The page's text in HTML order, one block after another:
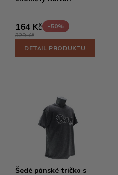
164 Kč
-50%
329 Kč
DETAIL PRODUKTU
Šedé pánské tričko s